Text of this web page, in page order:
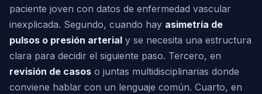
paciente joven con datos de enfermedad vascular
inexplicada. Segundo, cuando hay asimetría de
pulsos o presión arterial y se necesita una estructura
clara para decidir el siguiente paso. Tercero, en
revisión de casos o juntas multidisciplinarias donde
conviene hablar con un lenguaje común. Cuarto, en